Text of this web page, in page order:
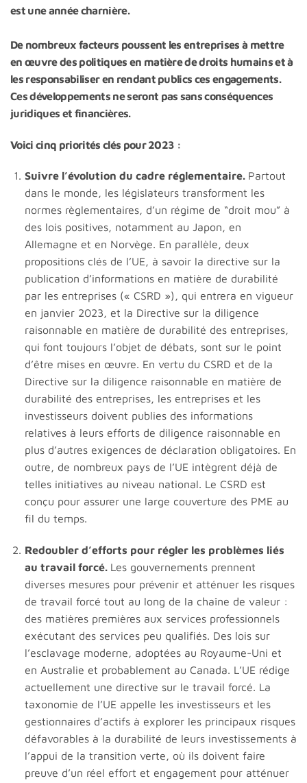
est une année charnière.
De nombreux facteurs poussent les entreprises à mettre
en œuvre des politiques en matière de droits humains et à
les responsabiliser en rendant publics ces engagements.
Ces développements ne seront pas sans conséquences
juridiques et financières.
Voici cinq priorités clés pour 2023 :
Suivre l’évolution du cadre réglementaire. Partout
dans le monde, les législateurs transforment les
normes règlementaires, d’un régime de “droit mou” à
des lois positives, notamment au Japon, en
Allemagne et en Norvège. En parallèle, deux
propositions clés de l’UE, à savoir la directive sur la
publication d’informations en matière de durabilité
par les entreprises (« CSRD »), qui entrera en vigueur
en janvier 2023, et la Directive sur la diligence
raisonnable en matière de durabilité des entreprises,
qui font toujours l’objet de débats, sont sur le point
d’être mises en œuvre. En vertu du CSRD et de la
Directive sur la diligence raisonnable en matière de
durabilité des entreprises, les entreprises et les
investisseurs doivent publies des informations
relatives à leurs efforts de diligence raisonnable en
plus d’autres exigences de déclaration obligatoires. En
outre, de nombreux pays de l’UE intègrent déjà de
telles initiatives au niveau national. Le CSRD est
conçu pour assurer une large couverture des PME au
fil du temps.
Redoubler d’efforts pour régler les problèmes liés
au travail forcé. Les gouvernements prennent
diverses mesures pour prévenir et atténuer les risques
de travail forcé tout au long de la chaîne de valeur :
des matières premières aux services professionnels
exécutant des services peu qualifiés. Des lois sur
l’esclavage moderne, adoptées au Royaume-Uni et
en Australie et probablement au Canada. L’UE rédige
actuellement une directive sur le travail forcé. La
taxonomie de l’UE appelle les investisseurs et les
gestionnaires d’actifs à explorer les principaux risques
défavorables à la durabilité de leurs investissements à
l’appui de la transition verte, où ils doivent faire
preuve d’un réel effort et engagement pour atténuer